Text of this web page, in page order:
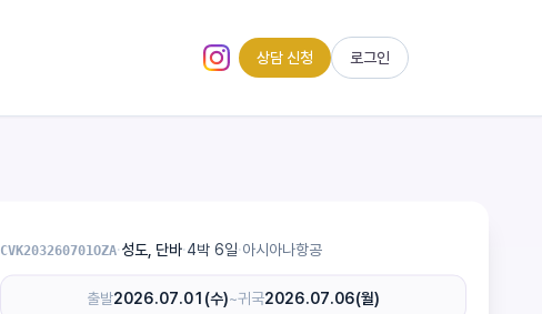
인스타그램 (새 탭)
상담 신청 로그인
CVK203260701OZA·성도, 단바·4박 6일·아시아나항공
출발2026.07.01(수)~귀국2026.07.06(월)